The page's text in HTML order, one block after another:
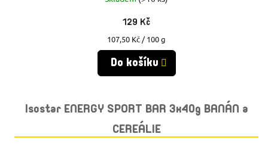
129 Kč
Měrná
cena:
107,50 Kč / 100 g
Do košíku
Isostar ENERGY SPORT BAR 3x40g BANÁN a
CEREÁLIE